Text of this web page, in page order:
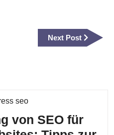
Next Post
Next
Post
seoKategorie
von SEO für